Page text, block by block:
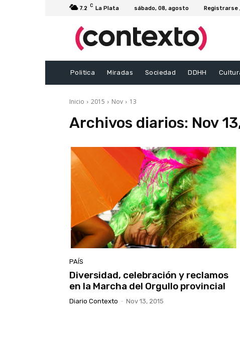
7.2 C La Plata sábado, 08, agosto Registrarse
Politica Miradas Sociedad DDHH
Inicio 2015 Nov 13
Archivos diarios: Nov
PAÍS
Diversidad, celebración y reclamos
en la Marcha del Orgullo provincial
Diario Contexto - Nov 13, 2015